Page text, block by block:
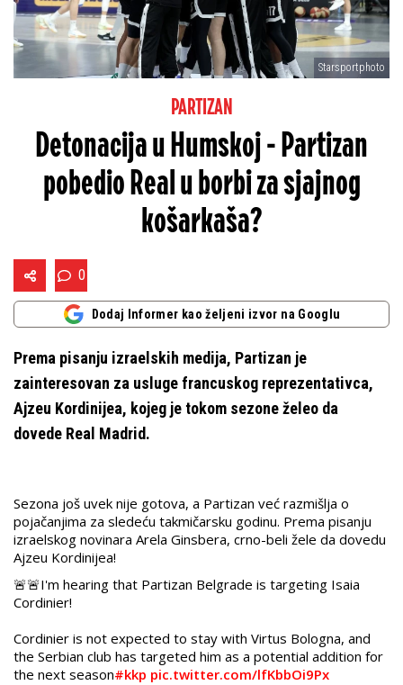
Starsportphoto
PARTIZAN
Detonacija u Humskoj - Partizan
pobedio Real u borbi za sjajnog
košarkaša?
0
Dodaj Informer kao željeni izvor na Googlu
Prema pisanju izraelskih medija, Partizan je
zainteresovan za usluge francuskog reprezentativca,
Ajzeu Kordinijea, kojeg je tokom sezone želeo da
dovede Real Madrid.
Sezona još uvek nije gotova, a Partizan već razmišlja o
pojačanjima za sledeću takmičarsku godinu. Prema pisanju
izraelskog novinara Arela Ginsbera, crno-beli žele da dovedu
Ajzeu Kordinijea!
🚨🚨I'm hearing that Partizan Belgrade is targeting Isaia
Cordinier!
Cordinier is not expected to stay with Virtus Bologna, and
the Serbian club has targeted him as a potential addition for
the next season#kkp pic.twitter.com/lfKbbOi9Px